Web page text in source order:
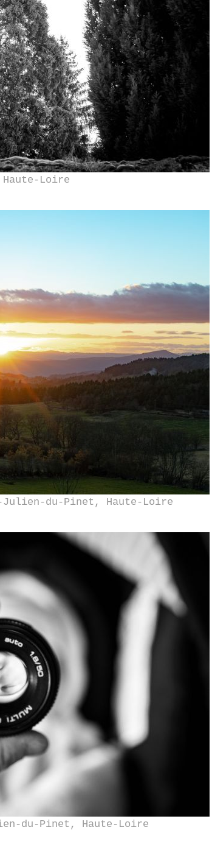
Loire
Julien-du-Pinet, Haute-Loire
du-Pinet, Haute-Loire